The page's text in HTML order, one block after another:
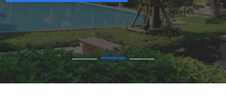
clara em recente […]